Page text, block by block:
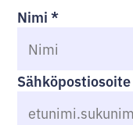
Nimi*
Sähköpostiosoite